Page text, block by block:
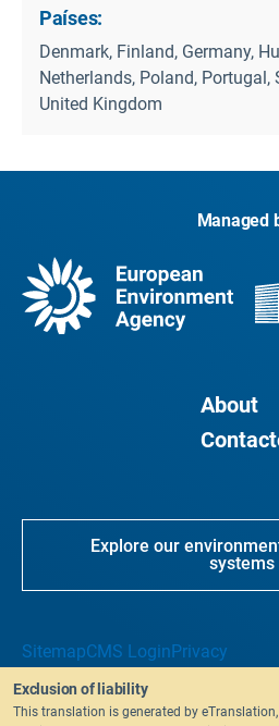
Países:
Denmark, Finland, Germany,
Netherlands, Poland, Portugal,
United Kingdom
Managed
About
Explore our
systems
SitemapCMS LoginPrivacy
Exclusion of liability
This translation is generated by